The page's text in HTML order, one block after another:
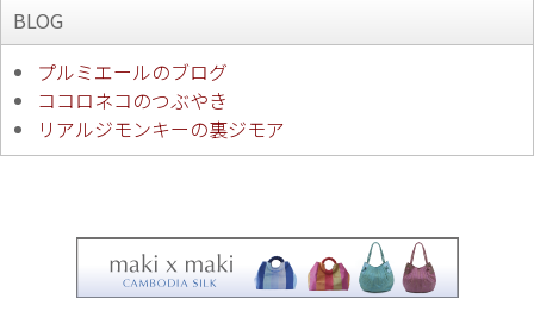
BLOG
プルミエールのブログ
ココロネコのつぶやき
リアルジモンキーの裏ジモア